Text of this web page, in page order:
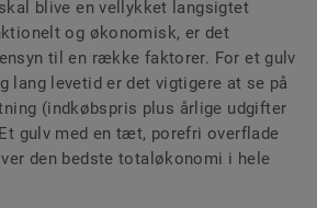
blive en vellykket langsigtet
og økonomisk, er det
til en række faktorer. For et gulv
lang levetid er det vigtigere at se på
(indkøbspris plus årlige udgifter
gulv med en tæt, porefri overflade
den bedste totaløkonomi i hele